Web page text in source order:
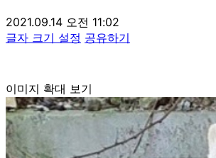
2021.09.14 오전 11:02
글자 크기 설정 공유하기
이미지 확대 보기